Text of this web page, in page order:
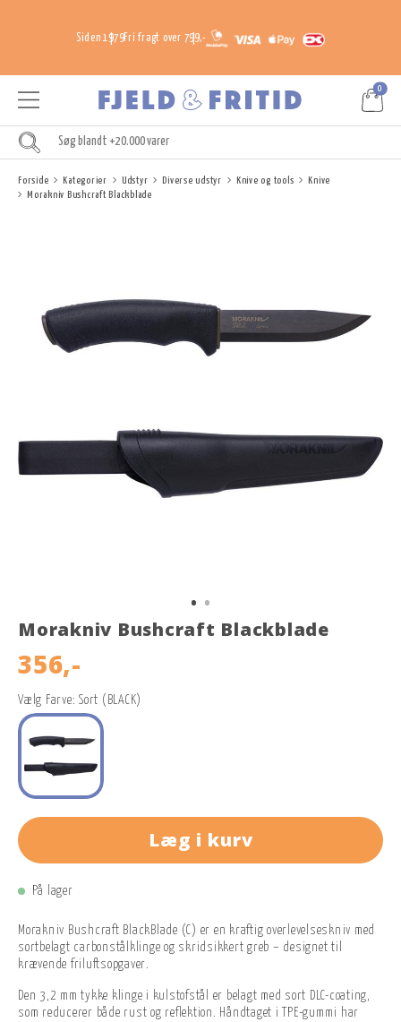
Siden 1979Fri fragt over 799,-
0
Forside Kategorier Udstyr Diverse udstyr Knive og tools
Knive
Morakniv Bushcraft Blackblade
Morakniv Bushcraft Blackblade
356,-
Vælg Farve: Sort (BLACK)
Læg i kurv
På lager
Morakniv Bushcraft BlackBlade (C) er en kraftig overlevelseskniv med
sortbelagt carbonstålklinge og skridsikkert greb – designet til
krævende friluftsopgaver.
Den 3,2 mm tykke klinge i kulstofstål er belagt med sort DLC-coating,
som reducerer både rust og reflektion. Håndtaget i TPE-gummi har